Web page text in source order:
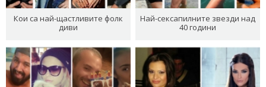
Кои са най-щастливите фолк
диви
Най-сексапилните звезди над
40 години